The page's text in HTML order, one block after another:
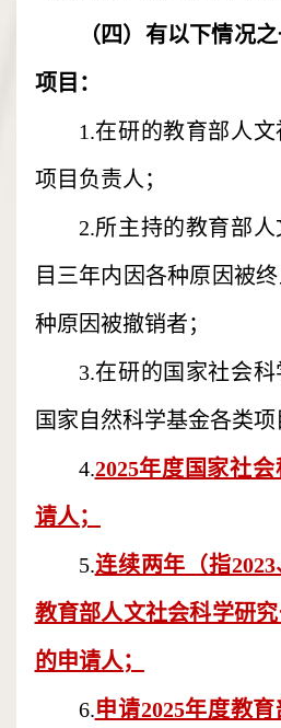
（四）有以下情况
项目：
1.在研的教育部人
项目负责人；
2.所主持的教育部
目三年内因各种原因被
种原因被撤销者；
3.在研的国家社会科
国家自然科学基金各类项
4.2025年度国家社
请人；
5.连续两年（指
教育部人文社会科学研
的申请人；
6.申请2025年度教